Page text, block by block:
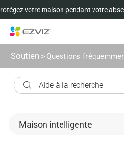
votre maison pendant votre
Soutien > Questions
Maison intelligente